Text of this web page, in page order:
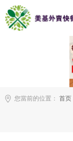
您當前的位置： 首页